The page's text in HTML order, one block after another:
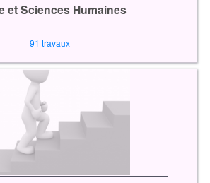
et Sciences Humaines
91 travaux